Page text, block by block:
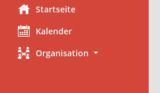
Startseite
Kalender
Organisation